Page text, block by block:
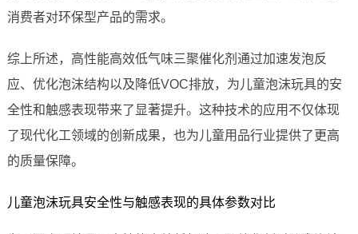
消费者对环保型产品的需求。
综上所述，高性能高效低气味三聚催化剂通过加速发泡反
应、优化泡沫结构以及降低VOC排放，为儿童泡沫玩具的安
全性和触感表现带来了显著提升。这种技术的应用不仅体现
了现代化工领域的创新成果，也为儿童用品行业提供了更高
的质量保障。
儿童泡沫玩具安全性与触感表现的具体参数对比